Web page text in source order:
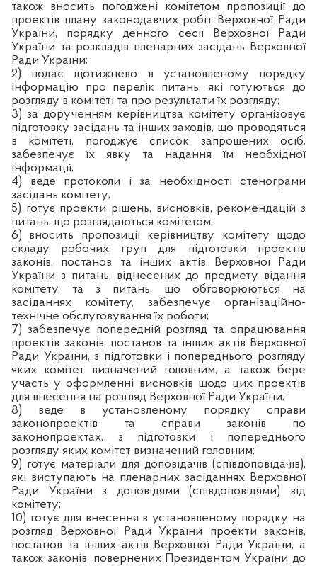
також вносить погоджені комітетом пропозиції до
проектів плану законодавчих робіт Верховної Ради
України, порядку денного сесії Верховної Ради
України та розкладів пленарних засідань Верховної
Ради України;
2) подає щотижнево в установленому порядку
інформацію про перелік питань, які готуються до
розгляду в комітеті та про результати їх розгляду;
3) за дорученням керівництва комітету організовує
підготовку засідань та інших заходів, що проводяться
в комітеті, погоджує список запрошених осіб,
забезпечує їх явку та надання їм необхідної
інформації;
4) веде протоколи і за необхідності стенограми
засідань комітету;
5) готує проекти рішень, висновків, рекомендацій з
питань, що розглядаються комітетом;
6) вносить пропозиції керівництву комітету щодо
складу робочих груп для підготовки проектів
законів, постанов та інших актів Верховної Ради
України з питань, віднесених до предмету відання
комітету, та з питань, що обговорюються на
засіданнях комітету, забезпечує організаційно-
технічне обслуговування їх роботи;
7) забезпечує попередній розгляд та опрацювання
проектів законів, постанов та інших актів Верховної
Ради України, з підготовки і попереднього розгляду
яких комітет визначений головним, а також бере
участь у оформленні висновків щодо цих проектів
для внесення на розгляд Верховної Ради України;
8) веде в установленому порядку справи
законопроектів та справи законів по
законопроектах, з підготовки і попереднього
розгляду яких комітет визначений головним;
9) готує матеріали для доповідачів (співдоповідачів),
які виступають на пленарних засіданнях Верховної
Ради України з доповідями (співдоповідями) від
комітету;
10) готує для внесення в установленому порядку на
розгляд Верховної Ради України проекти законів,
постанов та інших актів Верховної Ради України, а
також законів, повернених Президентом України до